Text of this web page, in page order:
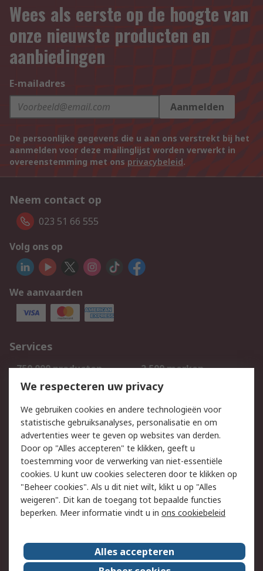
Wees als eerste op de hoogte van
onze nieuwste producten en
aanbiedingen
E-mailadres
Aanmelden
De persoonlijke gegevens die u aan ons verstrekt bij het
aanmelden voor deze mailinglijst worden verwerkt in
overeenstemming met ons privacybeleid.
Neem contact op
023 51 66 555
Volg ons op
We aanvaarden
Services
750.000 producten
2.500 merken
Bestellen
Inkoopoplossingen
Track & Trace
Wettelijk
Cookiebeleid
Email veiligheid
Privacybeleid
Websitevoorwaarden
Algemene
verkoopvoorwaarden
Over RS
RS Group Over ons
We respecteren uw privacy
We gebruiken cookies en andere technologieën voor
statistische gebruiksanalyses, personalisatie en om
advertenties weer te geven op websites van derden.
Door op "Alles accepteren" te klikken, geeft u
toestemming voor de verwerking van niet-essentiële
cookies. U kunt uw cookies selecteren door te klikken op
"Beheer cookies". Als u dit niet wilt, klikt u op "Alles
weigeren". Dit kan de toegang tot bepaalde functies
beperken. Meer informatie vindt u in ons cookiebeleid
Alles accepteren